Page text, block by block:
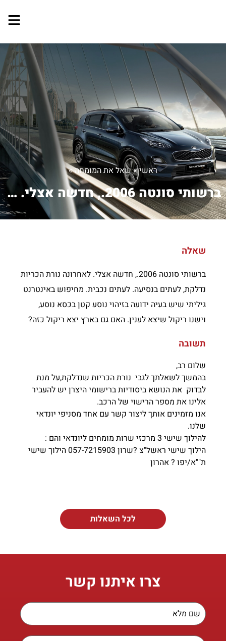
ראשי»שאל את המומחה»
ברשותי סונטה 2006., חדשה אצלי. לאחרונ...
שאלה
ברשותי סונטה 2006., חדשה אצלי. לאחרונה נורת הכריות
נדלקת, לעתים בנסיעה. לעתים נכבית. מחיפוש באינטרנט
גיליתי שיש בעיה ידועה בזיהוי נוסע קטן בכסא נוסע,
וישנו ריקול שיצא לענין. האם גם בארץ יצא ריקול כזה?
תשובה
שלום רב,
בהמשך לשאלתך לגבי נורת הכריות שנדלקת,על מנת
לבדוק את הנושא ביסודיות ברישומי היצרן יש להעביר
אלינו את מספר הרישוי של הרכב.
אנו מזמינים אותך ליצור קשר עם אחד מסניפי יונדאי
שלנו.
להילוך שישי 3 מרכזי שרות מומחים ליונדאי והם :
הילוך שישי ראשל"צ ?שרון 057-7215903 הילוך שישי
ת""א/יפו ? אהרון
לכל השאלות
צרו איתנו קשר